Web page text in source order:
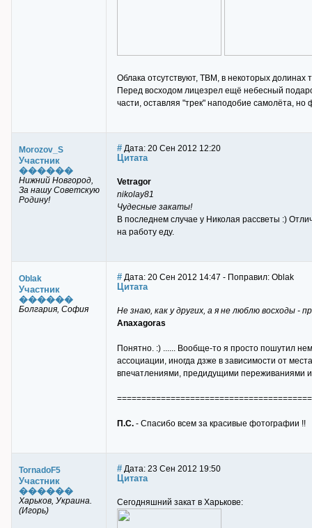
Облака отсутствуют, ТВМ, в некоторых долинах
Перед восходом лицезрел ещё небесный
части, оставляя "трек" наподобие самолёта,
Morozov_S
Участник
������
Нижний Новгород,
За нашу Советскую
Родину!
# Дата: 20 Сен 2012 12:20
Цитата
Vetragor
nikolay81
Чудесные закаты!
В последнем случае у Николая рассветы :)
на работу еду.
Oblak
Участник
������
Болгария, София
# Дата: 20 Сен 2012 14:47 - Поправил: Oblak
Цитата
Не знаю, как у других, а я не люблю восходы -
Anaxagoras
Понятно. :) ...... Вообще-то я просто пошутил
ассоциации, иногда дзже в зависимости от
впечатлениями, предидущими переживаниями
П.С. - Спасибо всем за красивые фотографии !!
TornadoF5
Участник
������
Харьков, Украина.
(Игорь)
# Дата: 23 Сен 2012 19:50
Цитата
Сегодняшний закат в Харькове: